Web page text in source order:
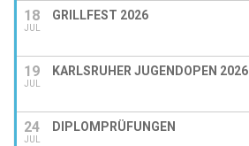
18
JUL
GRILLFEST 2026
19
JUL
KARLSRUHER JUGENDOPEN 2026
24
JUL
DIPLOMPRÜFUNGEN